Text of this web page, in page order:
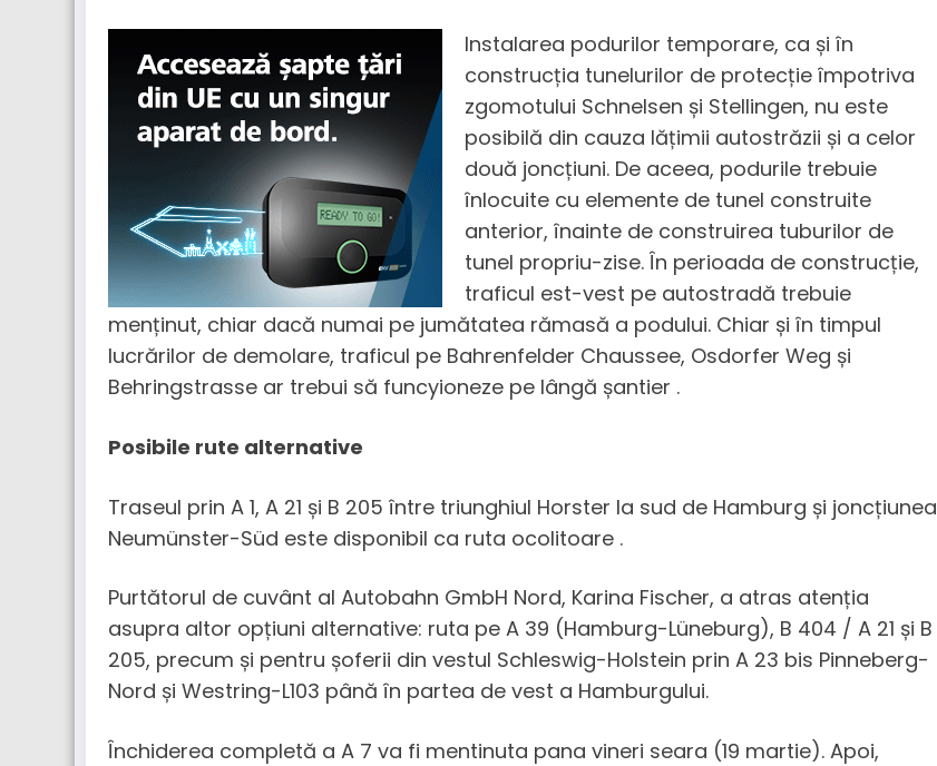
Instalarea podurilor temporare, ca și în
construcția tunelurilor de protecție împotriva
zgomotului Schnelsen și Stellingen, nu este
posibilă din cauza lățimii autostrăzii și a celor
două joncțiuni. De aceea, podurile trebuie
înlocuite cu elemente de tunel construite
anterior, înainte de construirea tuburilor de
tunel propriu-zise. În perioada de construcție,
traficul est-vest pe autostradă trebuie
menținut, chiar dacă numai pe jumătatea rămasă a podului. Chiar și în timpul
lucrărilor de demolare, traficul pe Bahrenfelder Chaussee, Osdorfer Weg și
Behringstrasse ar trebui să funcyioneze pe lângă șantier .
Posibile rute alternative
Traseul prin A 1, A 21 și B 205 între triunghiul Horster la sud de Hamburg și joncțiunea
Neumünster-Süd este disponibil ca ruta ocolitoare .
Purtătorul de cuvânt al Autobahn GmbH Nord, Karina Fischer, a atras atenția
asupra altor opțiuni alternative: ruta pe A 39 (Hamburg-Lüneburg), B 404 / A 21 și B
205, precum și pentru șoferii din vestul Schleswig-Holstein prin A 23 bis Pinneberg-
Nord și Westring-L103 până în partea de vest a Hamburgului.
Închiderea completă a A 7 va fi mentinuta pana vineri seara (19 martie). Apoi,